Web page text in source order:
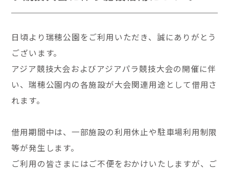
日頃より瑞穂公園をご利用いただき、誠にありがとう
ございます。
アジア競技大会およびアジアパラ競技大会の開催に伴
い、瑞穂公園内の各施設が大会関連用途として借用さ
れます。
借用期間中は、一部施設の利用休止や駐車場利用制限
等が発生します。
ご利用の皆さまにはご不便をおかけいたしますが、ご